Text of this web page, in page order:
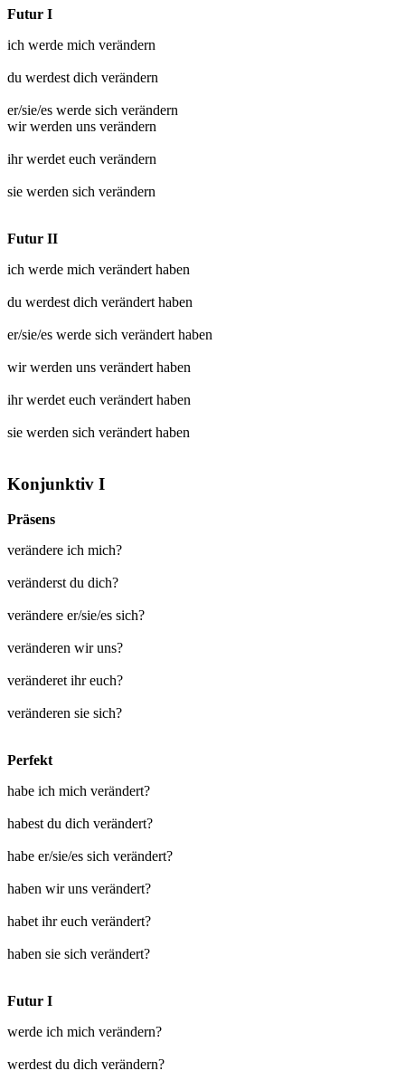
Futur I
ich werde mich verändern
du werdest dich verändern
er/sie/es werde sich verändern
wir werden uns verändern
ihr werdet euch verändern
sie werden sich verändern
Futur II
ich werde mich verändert haben
du werdest dich verändert haben
er/sie/es werde sich verändert haben
wir werden uns verändert haben
ihr werdet euch verändert haben
sie werden sich verändert haben
Konjunktiv I
Präsens
verändere ich mich?
veränderst du dich?
verändere er/sie/es sich?
veränderen wir uns?
veränderet ihr euch?
veränderen sie sich?
Perfekt
habe ich mich verändert?
habest du dich verändert?
habe er/sie/es sich verändert?
haben wir uns verändert?
habet ihr euch verändert?
haben sie sich verändert?
Futur I
werde ich mich verändern?
werdest du dich verändern?